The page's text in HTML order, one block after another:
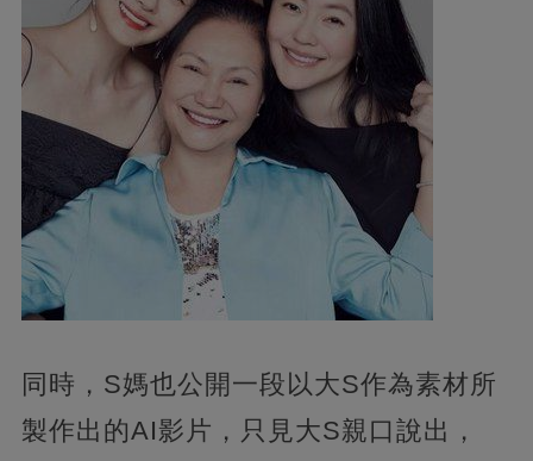
同時，S媽也公開一段以大S作為素材所
製作出的AI影片，只見大S親口說出，